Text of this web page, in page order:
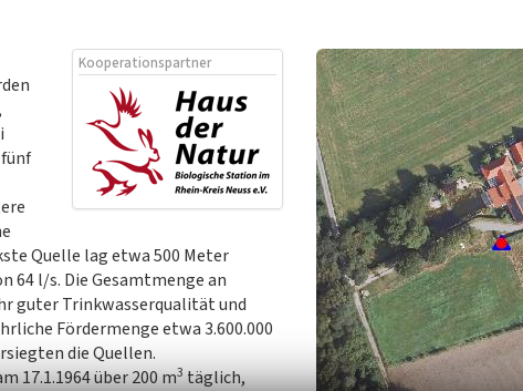
Kooperationspartner
Quelle lag etwa 500 Meter
64 l/s. Die Gesamtmenge an
guter Trinkwasserqualität und
Fördermenge etwa 3.600.000
die Quellen.
17.1.1964 über 200 m3täglich,